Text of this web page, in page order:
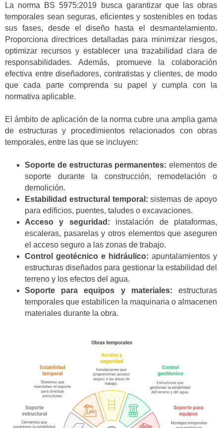
La norma BS 5975:2019 busca garantizar que las obras
temporales sean seguras, eficientes y sostenibles en todas
sus fases, desde el diseño hasta el desmantelamiento.
Proporciona directrices detalladas para minimizar riesgos,
optimizar recursos y establecer una trazabilidad clara de
responsabilidades. Además, promueve la colaboración
efectiva entre diseñadores, contratistas y clientes, de modo
que cada parte comprenda su papel y cumpla con la
normativa aplicable.
El ámbito de aplicación de la norma cubre una amplia gama
de estructuras y procedimientos relacionados con obras
temporales, entre las que se incluyen:
Soporte de estructuras permanentes: elementos de
soporte durante la construcción, remodelación o
demolición.
Estabilidad estructural temporal: sistemas de apoyo
para edificios, puentes, taludes o excavaciones.
Acceso y seguridad: instalación de plataformas,
escaleras, pasarelas y otros elementos que aseguren
el acceso seguro a las zonas de trabajo.
Control geotécnico e hidráulico: apuntalamientos y
estructuras diseñados para gestionar la estabilidad del
terreno y los efectos del agua.
Soporte para equipos y materiales: estructuras
temporales que estabilicen la maquinaria o almacenen
materiales durante la obra.